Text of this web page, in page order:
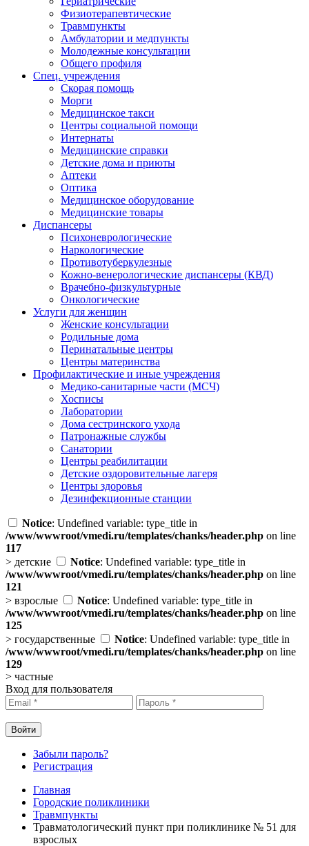
Физиотерапевтические
Травмпункты
Амбулатории и медпункты
Молодежные консультации
Общего профиля
Спец. учреждения
Скорая помощь
Морги
Медицинское такси
Центры социальной помощи
Интернаты
Медицинские справки
Детские дома и приюты
Аптеки
Оптика
Медицинское оборудование
Медицинские товары
Диспансеры
Психоневрологические
Наркологические
Противотуберкулезные
Кожно-венерологические диспансеры (КВД)
Врачебно-физкультурные
Онкологические
Услуги для женщин
Женские консультации
Родильные дома
Перинатальные центры
Центры материнства
Профилактические и иные учреждения
Медико-санитарные части (МСЧ)
Хосписы
Лаборатории
Дома сестринского ухода
Патронажные службы
Санатории
Центры реабилитации
Детские оздоровительные лагеря
Центры здоровья
Дезинфекционные станции
Notice: Undefined variable: type_title in
/www/wwwroot/vmedi.ru/templates/chanks/header.php on line
117
> детские Notice: Undefined variable: type_title in
/www/wwwroot/vmedi.ru/templates/chanks/header.php on line
121
> взрослые Notice: Undefined variable: type_title in
/www/wwwroot/vmedi.ru/templates/chanks/header.php on line
125
> государственные Notice: Undefined variable: type_title in
/www/wwwroot/vmedi.ru/templates/chanks/header.php on line
129
> частные
Вход для пользователя
Забыли пароль?
Регистрация
Главная
Городские поликлиники
Травмпункты
Травматологический пункт при поликлинике № 51 для
взрослых